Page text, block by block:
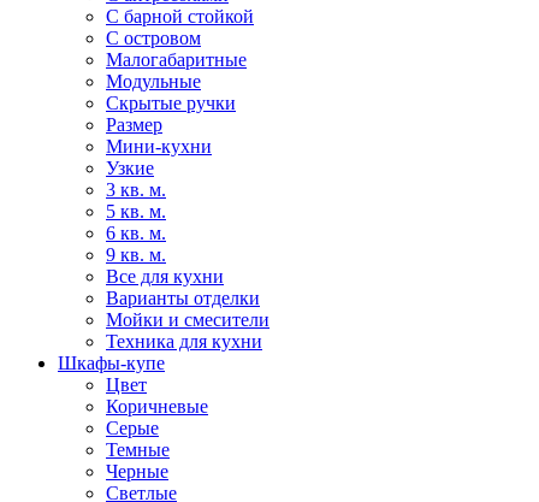
С барной стойкой
С островом
Малогабаритные
Модульные
Скрытые ручки
Размер
Мини-кухни
Узкие
3 кв. м.
5 кв. м.
6 кв. м.
9 кв. м.
Все для кухни
Варианты отделки
Мойки и смесители
Техника для кухни
Шкафы-купе
Цвет
Коричневые
Серые
Темные
Черные
Светлые